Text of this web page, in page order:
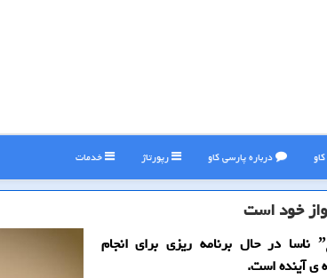
درباره پارسی كاو رپورتاژ خدمات
خود است
پارسی کاو: بالگرد ˮنبوغˮ ناسا در حال برنامه ریزی برای انجام
ی آینده است.